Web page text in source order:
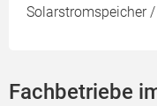
Solarstromspeicher
Fachbetriebe